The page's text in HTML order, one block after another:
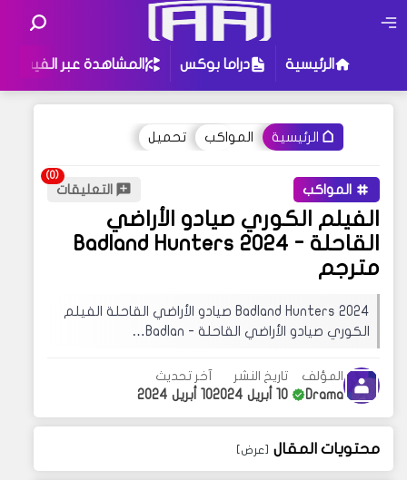
الرئيسية دراما بوكس المشاهدة عبر الفيس
أو جرب إستخدام هذه الكلمات للبحث
تحت جناحي القدر
تزوجت معجبي السري
ثقتي بك تستحق العناء
حظًا سعيدًا في عام التنين
قد يهمك البحث عن عبارات معينة في مدونتنا ،
إحدى الأقسام فهناك محتوى مثير للإهتمام قد
يروق لك !
الرئيسية المواكب تحميل
المواكب التعليقات
الفيلم الكوري ‎صيادو الأراضي
القاحلة - Badland Hunters 2024
مترجم
Badland Hunters 2024 صيادو الأراضي القاحلة الفيلم
الكوري ‎صيادو الأراضي القاحلة - Badlan…
المؤلف
Drama
تاريخ النشر
10 أبريل 2024
آخر تحديث
10 أبريل 2024
محتويات المقال